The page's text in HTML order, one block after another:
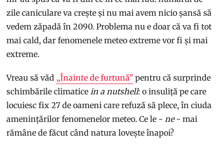
zile caniculare va crește și nu mai avem nicio șansă să
vedem zăpadă în 2090. Problema nu e doar că va fi tot
mai cald, dar fenomenele meteo extreme vor fi și mai
extreme.
Vreau să văd „Înainte de furtună” pentru că surprinde
schimbările climatice in a nutshell: o insuliță pe care
locuiesc fix 27 de oameni care refuză să plece, în ciuda
amenințărilor fenomenelor meteo. Ce le - ne- mai
rămâne de făcut când natura lovește înapoi?